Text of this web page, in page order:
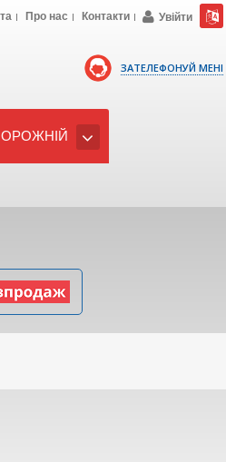
ЗАТЕЛЕФОНУЙ МЕНІ
Про нас Контакти Увійти